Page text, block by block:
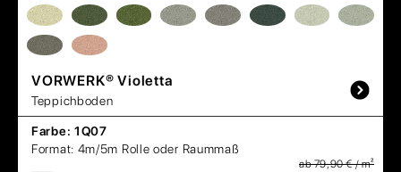
VORWERK® Violetta
Teppichboden
Farbe: 1Q07
Format: 4m/5m Rolle oder Raummaß
ab 79,90 € / m²